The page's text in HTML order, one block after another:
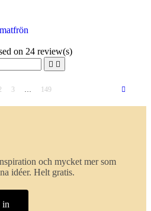
on 24 review(s)
 
3 … 149
och mycket mer som
idéer. Helt gratis.
in